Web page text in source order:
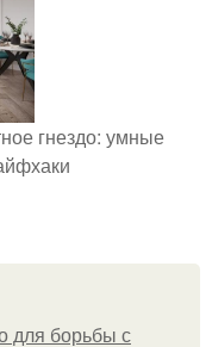
гнездо: умные
для борьбы с